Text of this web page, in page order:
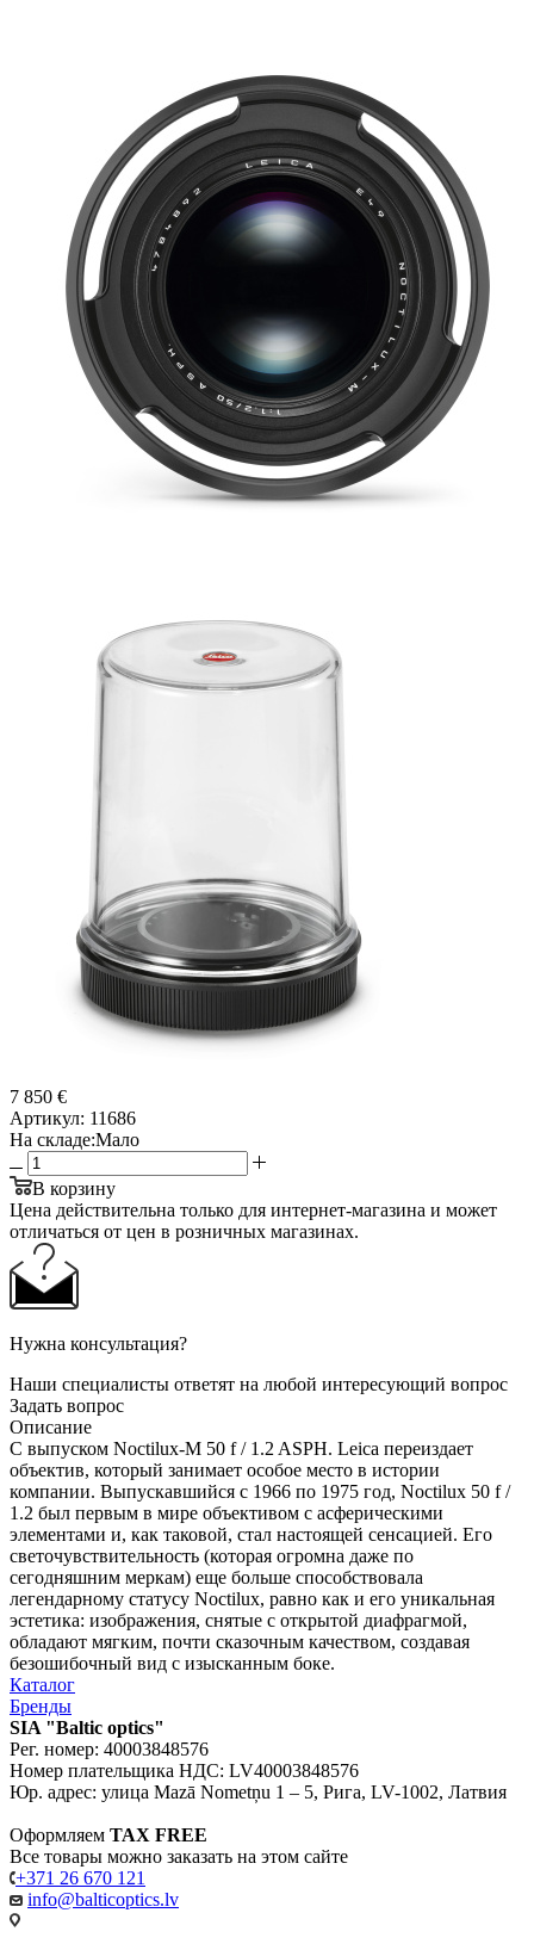
7 850 €
Артикул: 11686
На складе:Мало
В корзину
Цена действительна только для интернет-магазина и может
отличаться от цен в розничных магазинах.
Нужна консультация?
Наши специалисты ответят на любой интересующий вопрос
Задать вопрос
Описание
С выпуском Noctilux-M 50 f / 1.2 ASPH. Leica переиздает
объектив, который занимает особое место в истории
компании. Выпускавшийся с 1966 по 1975 год, Noctilux 50 f /
1.2 был первым в мире объективом с асферическими
элементами и, как таковой, стал настоящей сенсацией. Его
светочувствительность (которая огромна даже по
сегодняшним меркам) еще больше способствовала
легендарному статусу Noctilux, равно как и его уникальная
эстетика: изображения, снятые с открытой диафрагмой,
обладают мягким, почти сказочным качеством, создавая
безошибочный вид с изысканным боке.
Каталог
Бренды
SIA "Baltic optics"
Рег. номер: 40003848576
Номер плательщика НДС: LV40003848576
Юр. адрес: улица Mazā Nometņu 1 – 5, Рига, LV-1002, Латвия
Оформляем TAX FREE
Все товары можно заказать на этом сайте
+371 26 670 121
info@balticoptics.lv